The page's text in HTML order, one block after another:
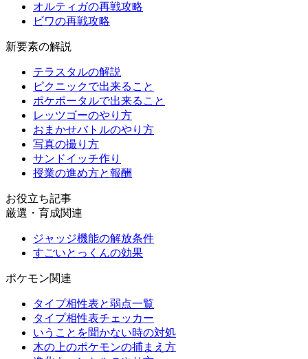
オルティガの再戦攻略
ビワの再戦攻略
新要素の解説
テラスタルの解説
ピクニックで出来ること
ポケポータルで出来ること
レッツゴーのやり方
おまかせバトルのやり方
写真の撮り方
サンドイッチ作り
授業の進め方と報酬
お役立ち記事
厳選・育成関連
ジャッジ機能の解放条件
すごいとっくんの効果
ポケモン関連
タイプ相性表と弱点一覧
タイプ相性表チェッカー
いうことを聞かない時の対処
木の上のポケモンの捕まえ方